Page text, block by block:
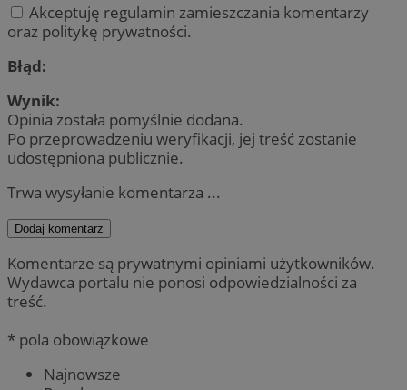
Akceptuję regulamin zamieszczania komentarzy
oraz politykę prywatności.
Błąd:
Wynik:
Opinia została pomyślnie dodana.
Po przeprowadzeniu weryfikacji, jej treść zostanie
udostępniona publicznie.
Trwa wysyłanie komentarza ...
Dodaj komentarz
Komentarze są prywatnymi opiniami użytkowników.
Wydawca portalu nie ponosi odpowiedzialności za
treść.
* pola obowiązkowe
Najnowsze